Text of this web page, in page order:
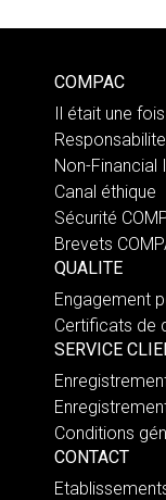
COMPAC
Il était une
Non-
Canal éthique
Sécurité
Brevets
QUALITE
Engagement
Certificats de
SERVICE
Conditions
CONTACT